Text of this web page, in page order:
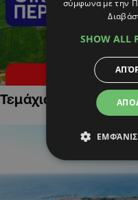
Τεμάχια Γης σε
σύμφωνα με την
SHOW ALL